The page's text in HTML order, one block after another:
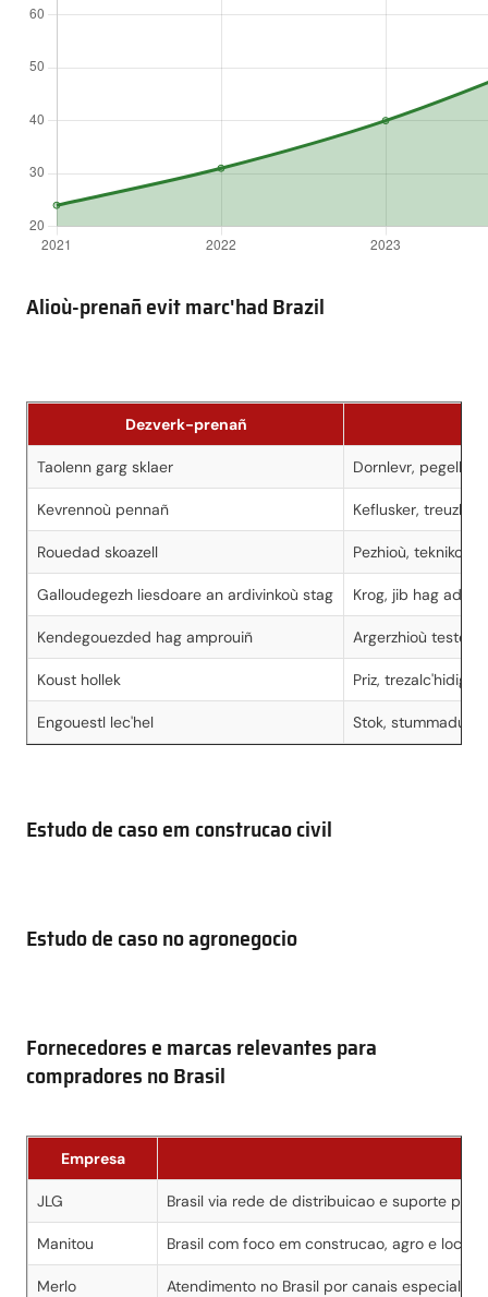
Alioù-prenañ evit marc'had Brazil
Dezverk-prenañ
Taolenn garg sklaer Dornlevr,
Kevrennoù pennañ Keflusker,
Rouedad skoazell Pezhioù,
Galloudegezh liesdoare an ardivinkoù stag Krog, jib hag
Kendegouezded hag amprouiñ Argerzhioù
Koust hollek Priz,
Engouestl lec'hel Stok, stummadur
Estudo de caso em construcao civil
Estudo de caso no agronegocio
Fornecedores e marcas relevantes para
compradores no Brasil
Empresa
JLG Brasil via rede de distribuicao e suporte
Manitou Brasil com foco em construcao, agro e
Merlo Atendimento no Brasil por canais